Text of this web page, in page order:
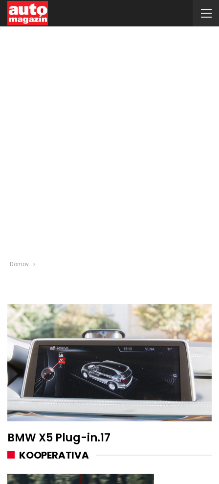
Domov
BMW X5 Plug-in.17
KOOPERATIVA